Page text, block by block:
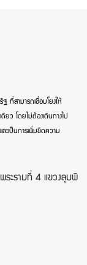
ที่สามารถเชื่อมโยงให้
ยว โดยไม่ต้องเดินทางไป
ะเป็นการเพิ่มขีดความ
ระรามที่ 4 แขวงลุมพิ